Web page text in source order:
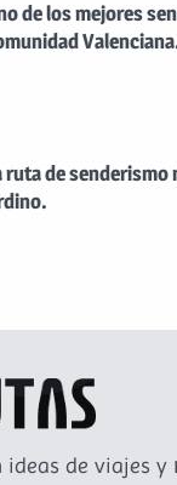
de los mejores
ruta de senderismo
ideas de viajes y